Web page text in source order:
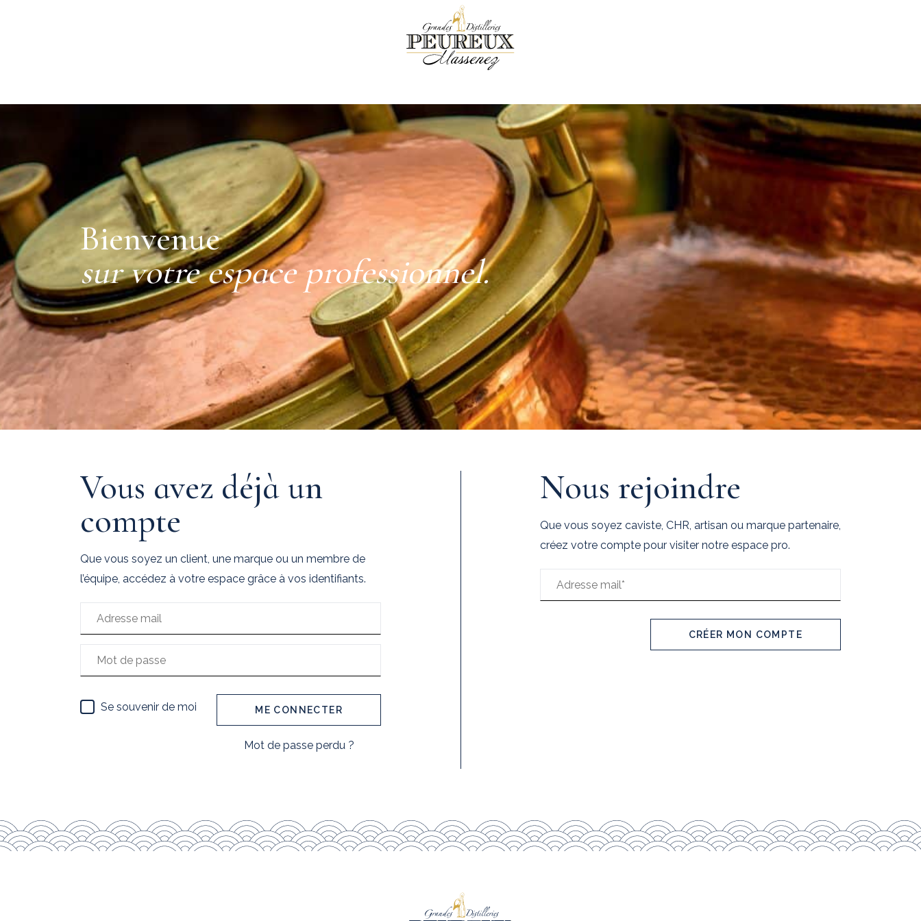
Bienvenue
sur votre espace professionnel.
Vous avez déjà un
compte
Que vous soyez un client, une marque ou un membre de
l’équipe, accédez à votre espace grâce à vos identifiants.
Se souvenir de moi ME CONNECTER
Mot de passe perdu ?
Nous rejoindre
Que vous soyez caviste, CHR, artisan ou marque partenaire,
créez votre compte pour visiter notre espace pro.
CRÉER MON COMPTE